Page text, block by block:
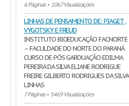
6 Páginas• 1067 Visualizações
LINHAS DE PENSAMENTO DE: PIAGET ,
VYGOTSKY E FREUD
INSTITUTO BIOEDUCAÇÃO FACNORTE
– FACULDADE DO NORTE DO PARANÁ
CURSO DE PÓS GARDUAÇÃO EDILMA
PEREIRA DA SILVA ELIANE RODRIGUE
FREIRE GILBERTO RODRIGUES DA SILVA
LINHAS
7 Páginas• 5469 Visualizações